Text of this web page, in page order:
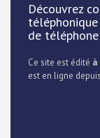
Découvrez
de
Ce site est édité
est en ligne depuis